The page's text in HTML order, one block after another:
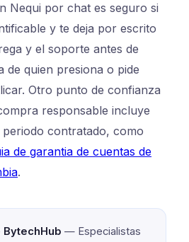
Nequi por chat es seguro si
y te deja por escrito
y el soporte antes de
de quien presiona o pide
Otro punto de confianza
responsable incluye
contratado, como
de garantia de cuentas de
.
— Especialistas